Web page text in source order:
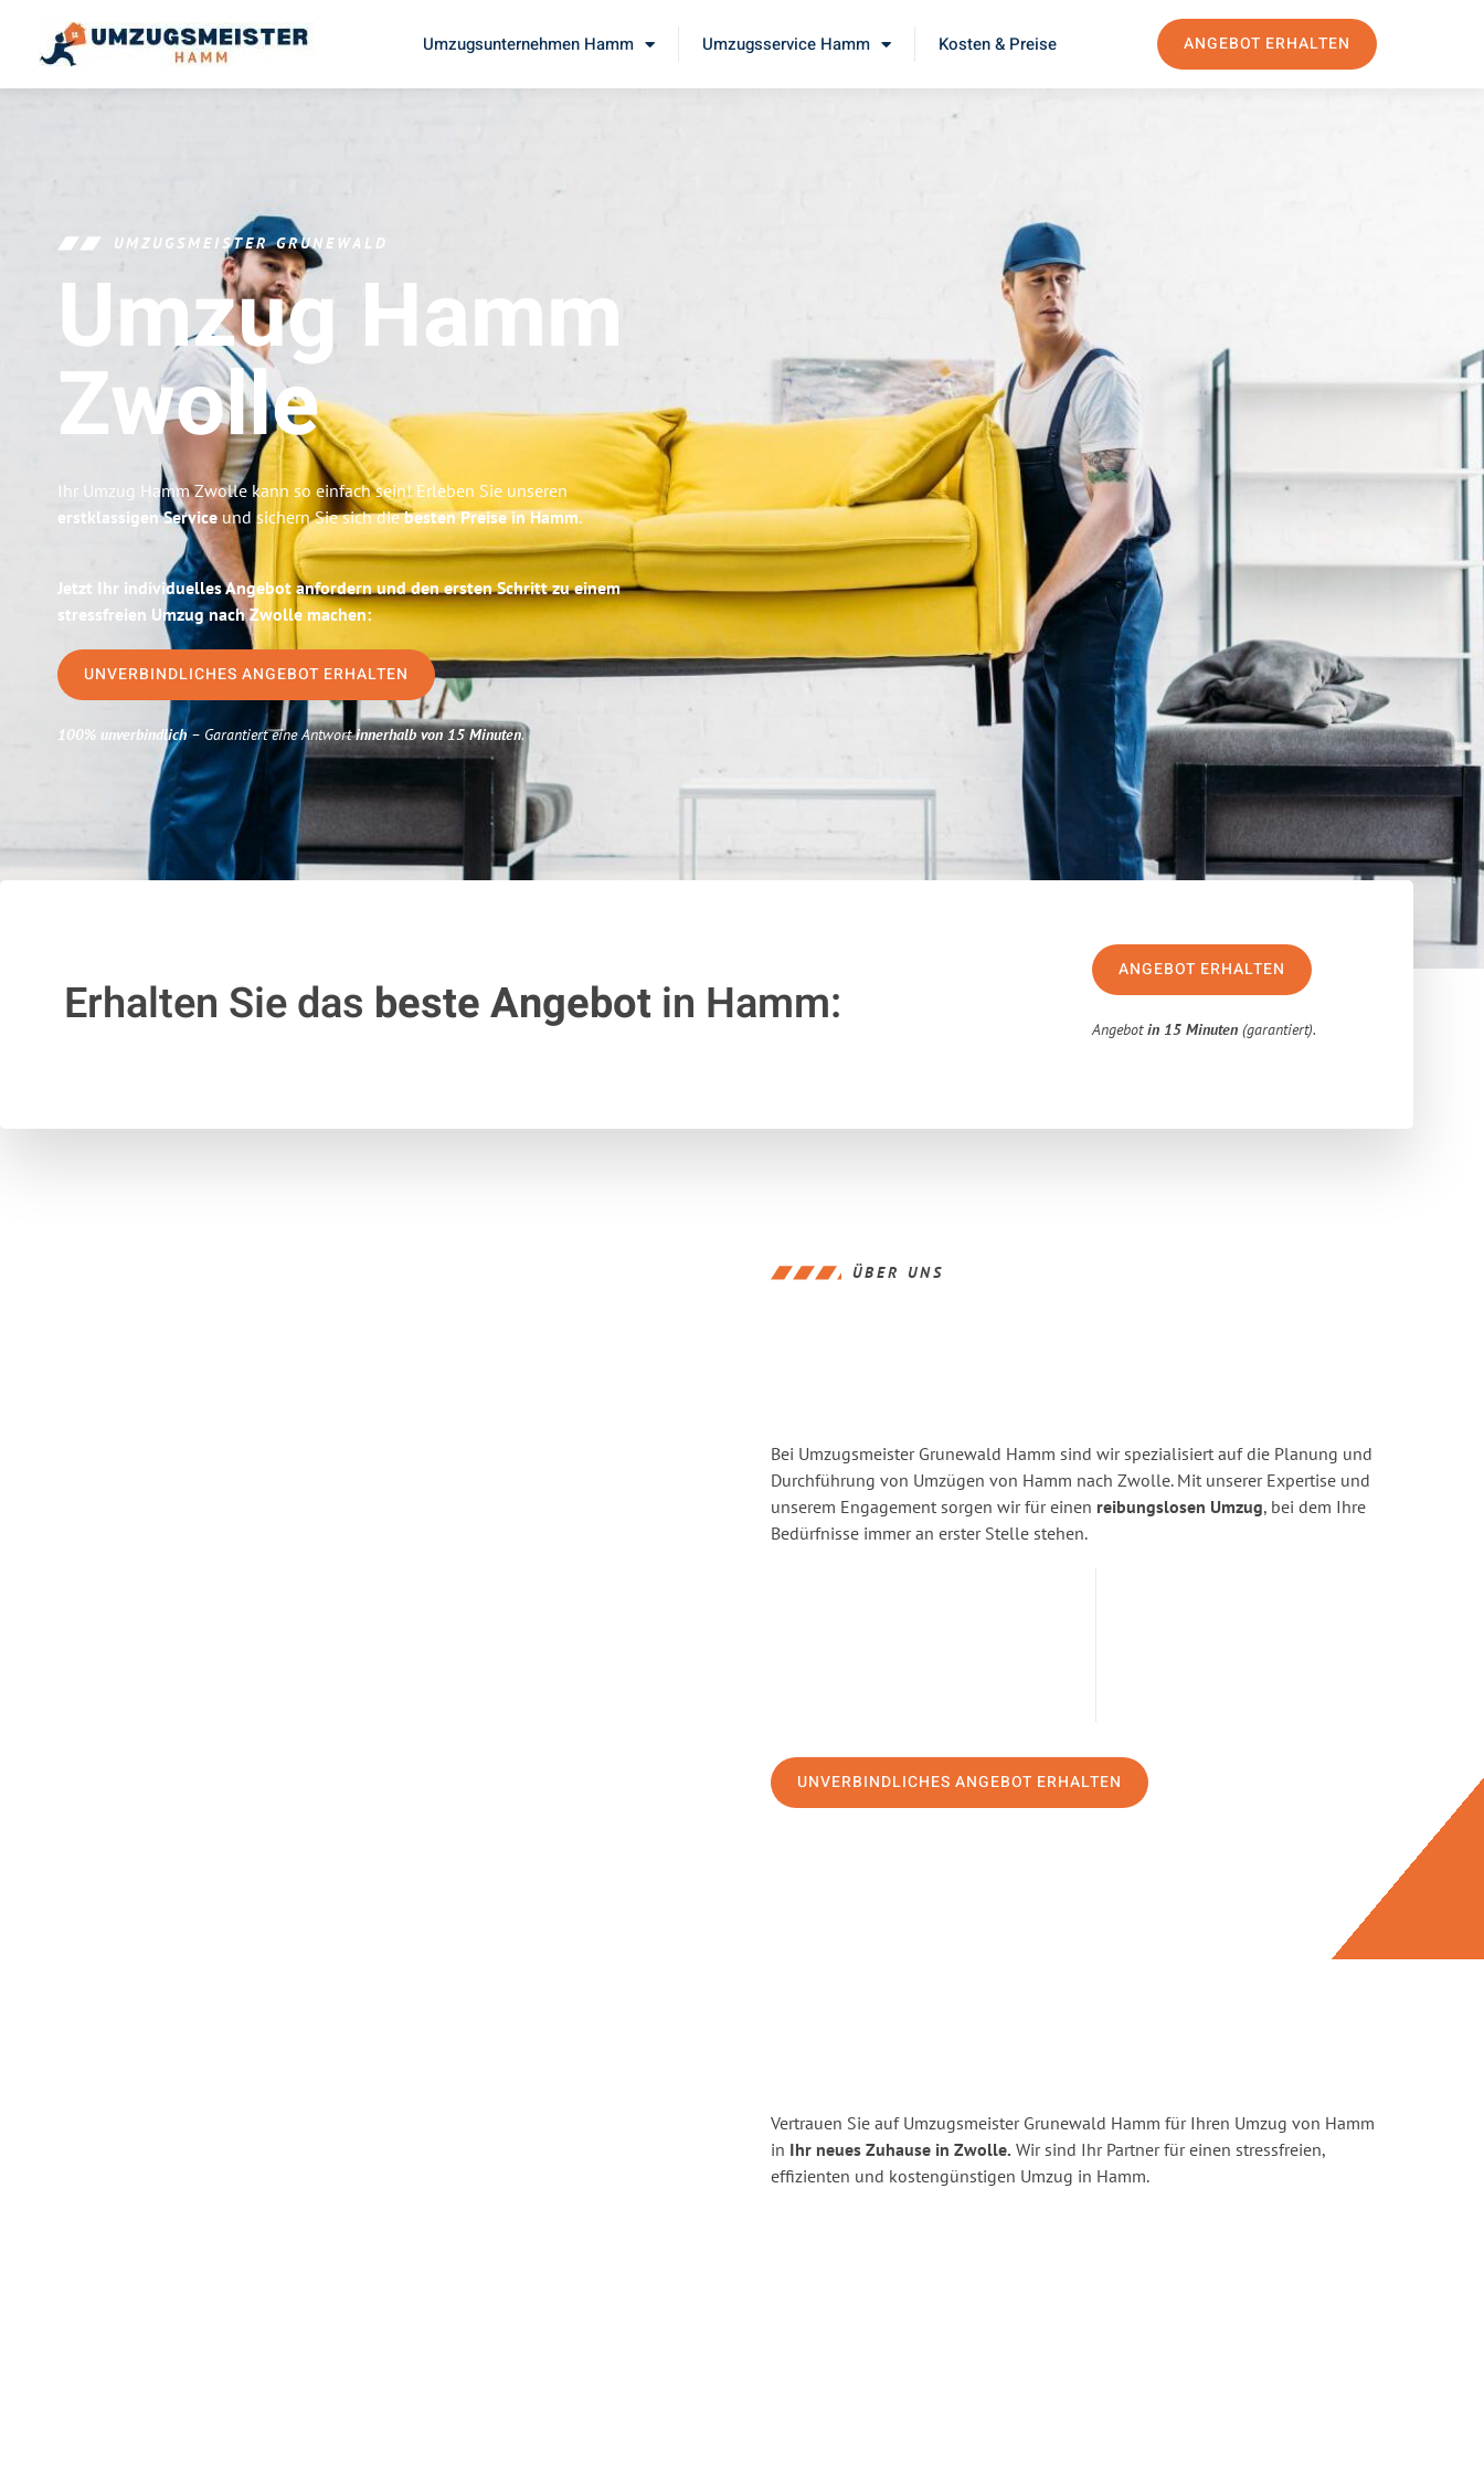
Umzugsunternehmen Hamm Umzugsservice Hamm Kosten & Preise ANGEBOT ERHALTEN
UMZUGSMEISTER GRUNEWALD
Umzug Hamm
Zwolle
Ihr Umzug Hamm Zwolle kann so einfach sein! Erleben Sie unseren
erstklassigen Service und sichern Sie sich diebesten Preise in Hamm.
Jetzt Ihr individuelles Angebot anfordern und den ersten Schritt zu einem
stressfreien Umzug nach Zwolle machen:
UNVERBINDLICHES ANGEBOT ERHALTEN
100% unverbindlich– Garantiert eine Antwortinnerhalb von 15 Minuten.
Erhalten Sie das beste Angebotin Hamm:
ANGEBOT ERHALTEN
Angebotin 15 Minuten (garantiert).
ÜBER UNS
Bei Umzugsmeister Grunewald Hamm sind wir spezialisiert auf die Planung und
Durchführung von Umzügen von Hamm nach Zwolle. Mit unserer Expertise und
unserem Engagement sorgen wir für einen reibungslosen Umzug, bei dem Ihre
Bedürfnisse immer an erster Stelle stehen.
UNVERBINDLICHES ANGEBOT ERHALTEN
Vertrauen Sie auf Umzugsmeister Grunewald Hamm für Ihren Umzug von Hamm
in Ihr neues Zuhause in Zwolle. Wir sind Ihr Partner für einen stressfreien,
effizienten und kostengünstigen Umzug in Hamm.